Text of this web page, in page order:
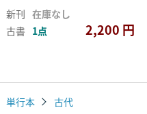
新刊 在庫なし
古書 1点 2,200 円
単行本 古代